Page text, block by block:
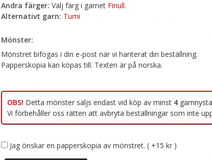
Andra färger: Välj färg i garnet Finull.
Alternativt garn: Tumi
OBS!
Jag önskar en papperskopia av mönstret. ( +15 kr )